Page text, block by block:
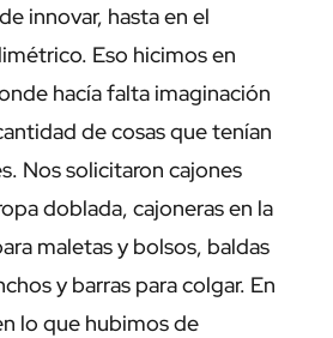
innovar, hasta en el
Eso hicimos en
hacía falta imaginación
de cosas que tenían
Nos solicitaron cajones
doblada, cajoneras en la
maletas y bolsos, baldas
y barras para colgar. En
lo que hubimos de